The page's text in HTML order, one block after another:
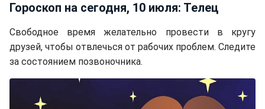
Гороскоп на сегодня, 10 июля: Телец
Свободное время желательно провести в кругу
друзей, чтобы отвлечься от рабочих проблем. Следите
за состоянием позвоночника.